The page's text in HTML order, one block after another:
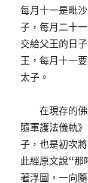
每月十一是毗
子，每月二十
交給父王的日
王，每月十一
太子。
在現存的
隨軍護法儀軌
子，也是初次
此經原文說“那
著浮圖，一向